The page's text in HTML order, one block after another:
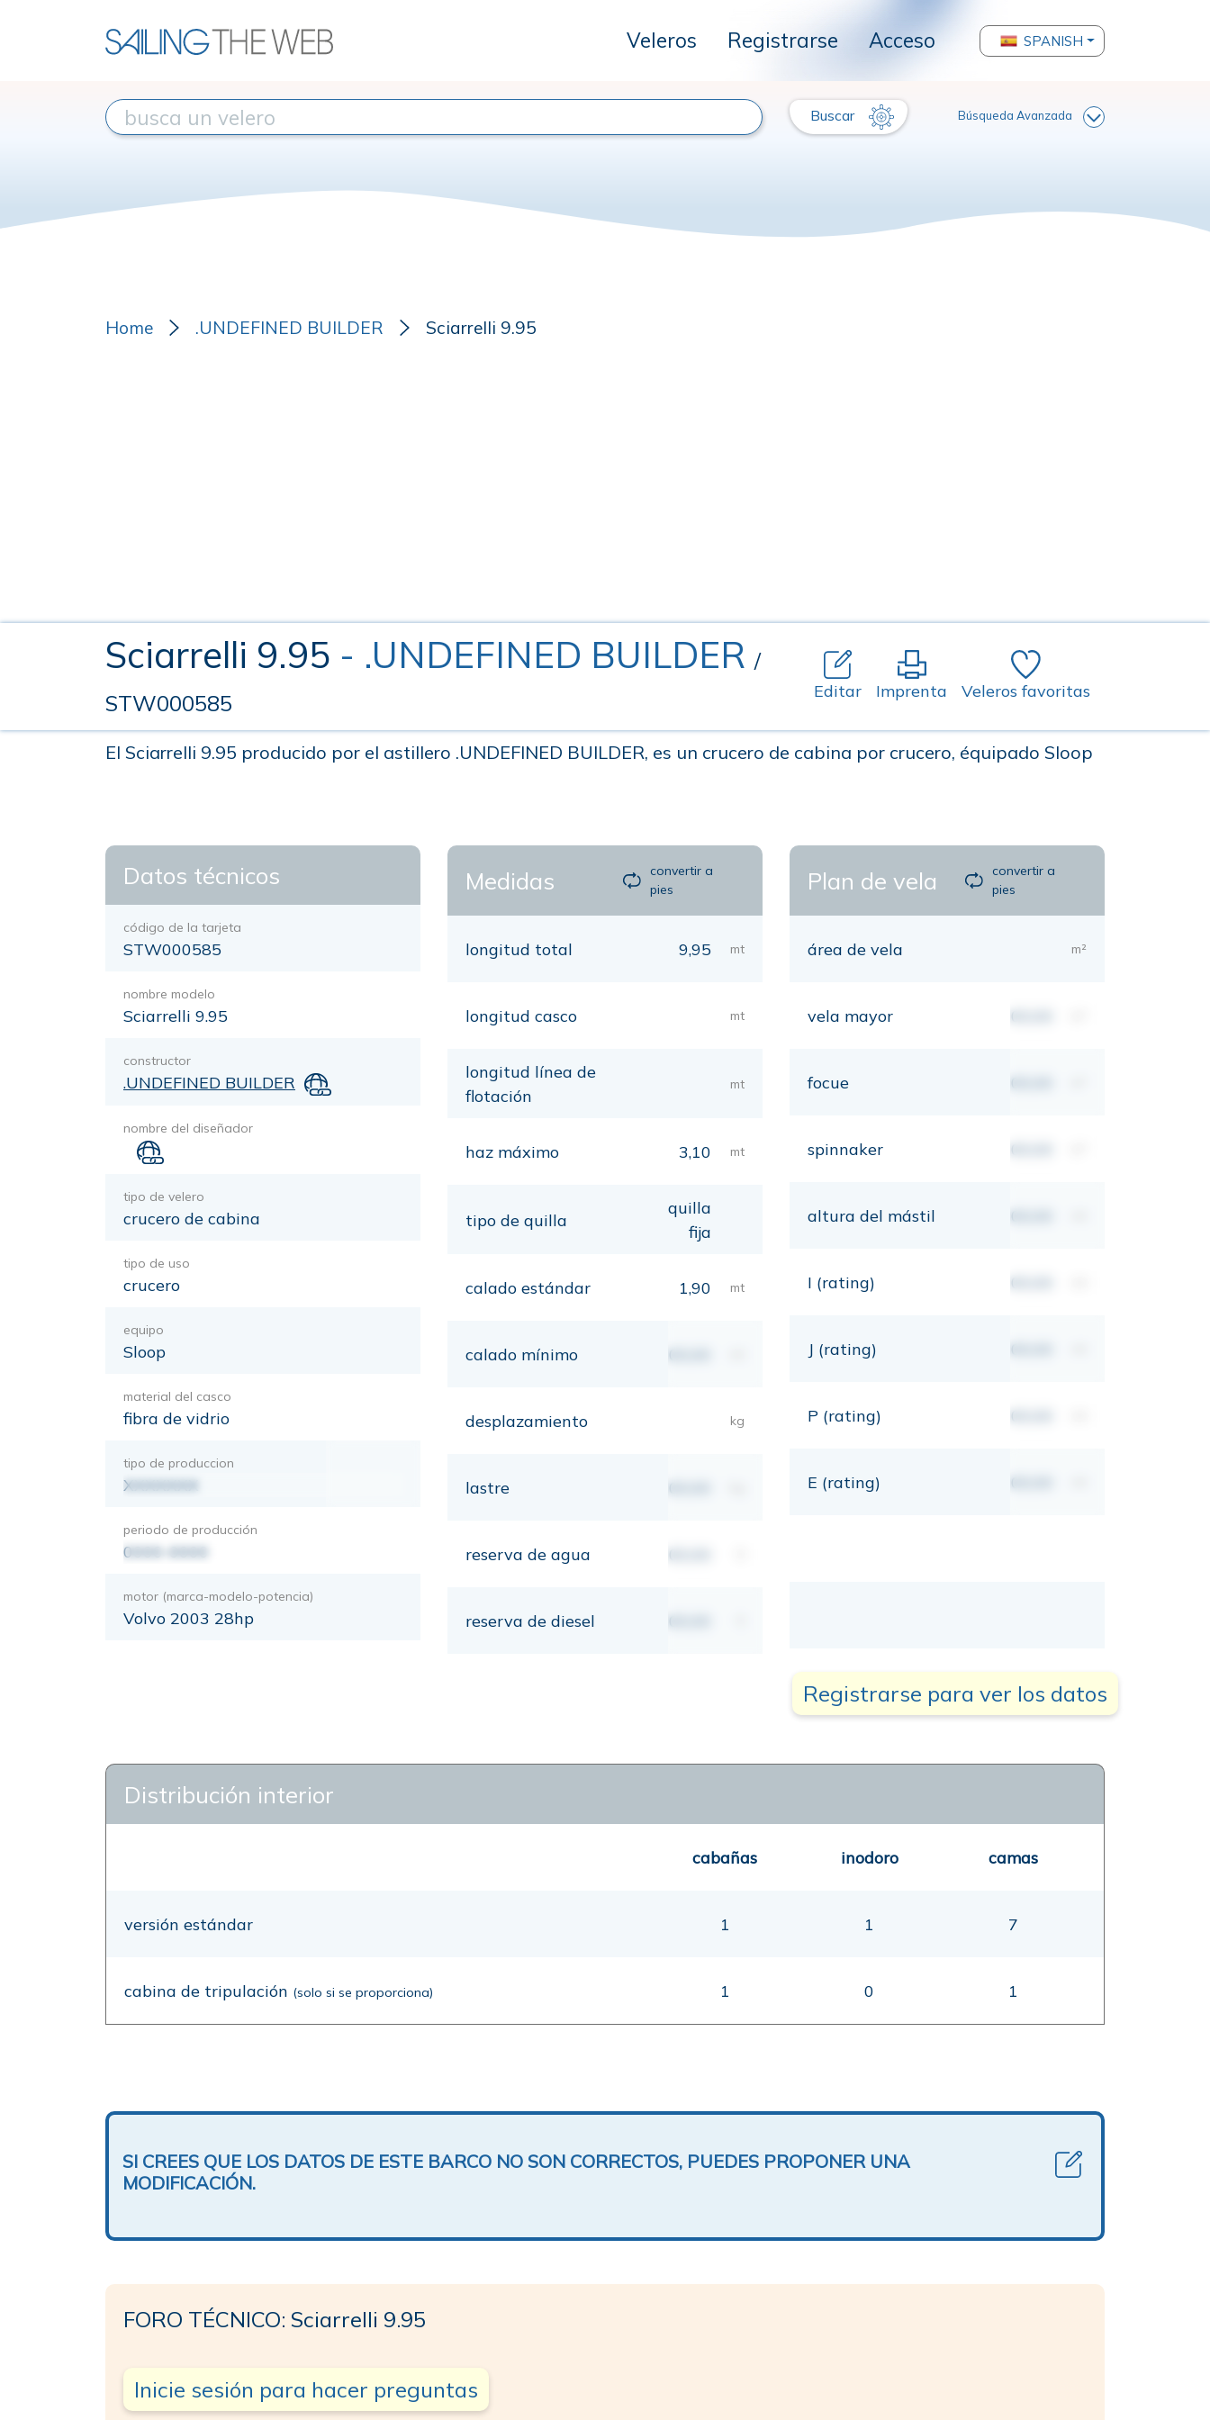
Veleros Registrarse Acceso SPANISH
Buscar Búsqueda Avanzada
Home .UNDEFINED BUILDER Sciarrelli 9.95
Sciarrelli 9.95 - .UNDEFINED BUILDER /
STW000585
Editar Imprenta Veleros favoritas
El Sciarrelli 9.95 producido por el astillero .UNDEFINED BUILDER, es un crucero de cabina por crucero, équipado Sloop
Datos técnicos
código de la tarjeta
STW000585
nombre modelo
Sciarrelli 9.95
constructor
.UNDEFINED BUILDER
nombre del diseñador
tipo de velero
crucero de cabina
tipo de uso
crucero
equipo
Sloop
material del casco
fibra de vidrio
tipo de produccion
XXXXXXX
periodo de producción
0000-0000
motor (marca-modelo-potencia)
Volvo 2003 28hp
Medidas
convertir a
pies
longitud total 9,95 mt
longitud casco mt
longitud línea de
flotación
mt
haz máximo 3,10 mt
tipo de quilla
quilla
fija
calado estándar 1,90 mt
calado mínimo 00,00
desplazamiento kg
lastre 00,00
reserva de agua 00,00
reserva de diesel 00,00
Plan de vela
convertir a
pies
área de vela m²
vela mayor 00,00
focue 00,00
spinnaker 00,00
altura del mástil 00,00
I (rating) 00,00
J (rating) 00,00
P (rating) 00,00
E (rating) 00,00
Registrarse para ver los datos
Distribución interior
cabañas inodoro camas
versión estándar 1 1 7
cabina de tripulación (solo si se proporciona) 1 0 1
SI CREES QUE LOS DATOS DE ESTE BARCO NO SON CORRECTOS, PUEDES PROPONER UNA
MODIFICACIÓN.
FORO TÉCNICO: Sciarrelli 9.95
Inicie sesión para hacer preguntas